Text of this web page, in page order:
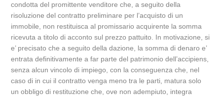
condotta del promittente venditore che, a seguito della
risoluzione del contratto preliminare per l’acquisto di un
immobile, non restituisca al promissario acquirente la somma
ricevuta a titolo di acconto sul prezzo pattuito. In motivazione, si
e’ precisato che a seguito della dazione, la somma di denaro e’
entrata definitivamente a far parte del patrimonio dell’accipiens,
senza alcun vincolo di impiego, con la conseguenza che, nel
caso di in cui il contratto venga meno tra le parti, matura solo
un obbligo di restituzione che, ove non adempiuto, integra